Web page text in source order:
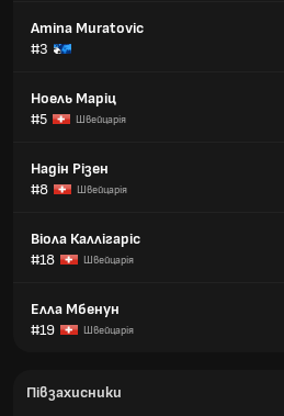
Amina Muratovic
#3
Ноель Маріц
#5
Швейцарія
Надін Різен
#8
Швейцарія
Віола Каллігаріс
#18
Швейцарія
Елла Мбенун
#19
Швейцарія
Півзахисники